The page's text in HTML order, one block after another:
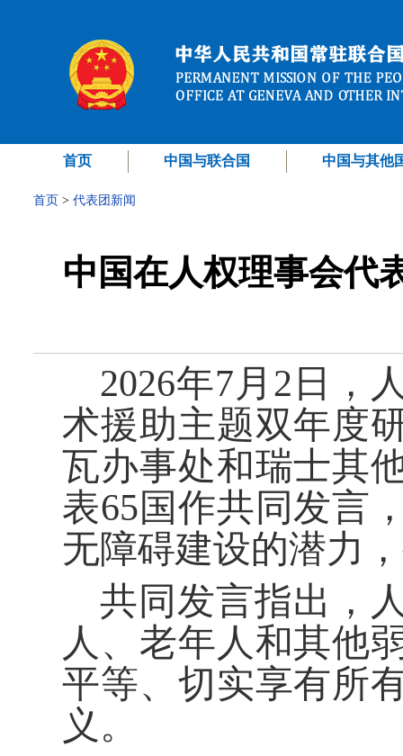
首页 中国与联合国 中国与其他
首页 > 代表团新闻
中国在人权理事会代
2026年7月2日，
术援助主题双年度
瓦办事处和瑞士其
表65国作共同发言
无障碍建设的潜力
共同发言指出，
人、老年人和其他
平等、切实享有所
义。